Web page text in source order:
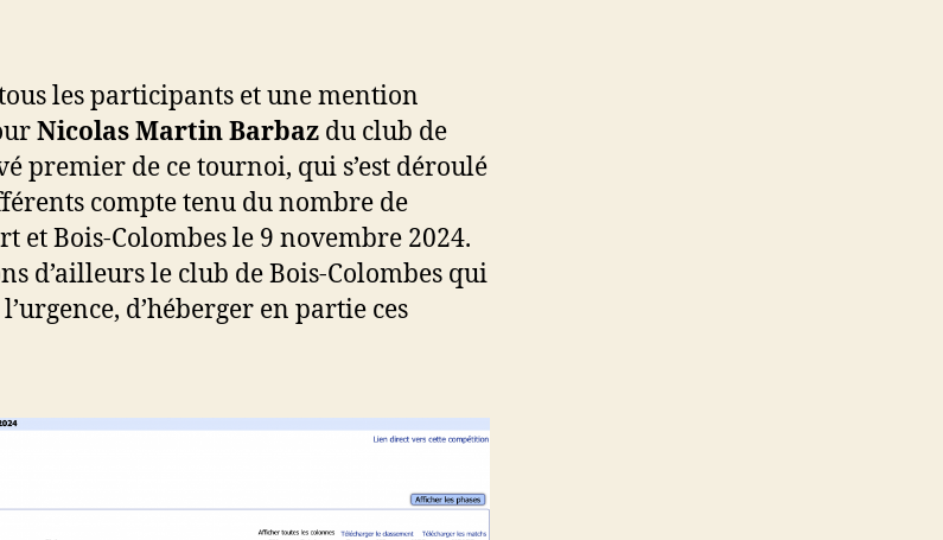
(09/11)
les participants et une mention
Nicolas Martin Barbaz du club de
premier de ce tournoi, qui s’est déroulé
compte tenu du nombre de
et Bois-Colombes le 9 novembre 2024.
d’ailleurs le club de Bois-Colombes qui
d’héberger en partie ces